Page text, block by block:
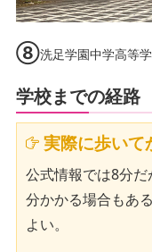
⑧洗足学園中学高等
学校までの経路
実際に歩いて
公式情報では8分
分かかる場合もあ
よい。